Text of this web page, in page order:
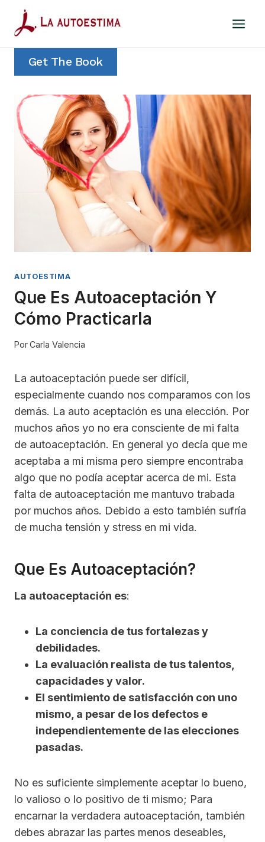
Saltar
contenido
Get The Book
AUTOESTIMA
Que Es Autoaceptación Y
Cómo Practicarla
PorCarla Valencia
La autoaceptación puede ser difícil,
especialmente cuando nos comparamos con los
demás. La auto aceptación es una elección. Por
muchos años yo no era consciente de mi falta
de autoaceptación. En general yo decía que me
aceptaba a mi misma pero siempre encontraba
algo que no podía aceptar acerca de mi. Esta
falta de autoaceptación me mantuvo trabada
por muchos años. Debido a esto también sufría
de mucha tensión y stress en mi vida.
Que Es Autoaceptación?
La autoaceptación es:
La conciencia de tus fortalezas y
debilidades.
La evaluación realista de tus talentos,
capacidades y valor.
El sentimiento de satisfacción con uno
mismo, a pesar de los defectos e
independientemente de las elecciones
pasadas.
No es suficiente simplemente aceptar lo bueno,
lo valioso o lo positivo de ti mismo; Para
encarnar la verdadera autoaceptación, también
debes abrazar las partes menos deseables,